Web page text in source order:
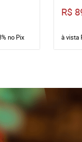
no Pix
R$
à vista